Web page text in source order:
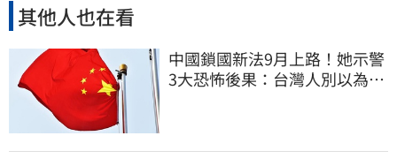
其他人也在看
中國鎖國新法9月上路！她示警
3大恐怖後果：台灣人別以為是